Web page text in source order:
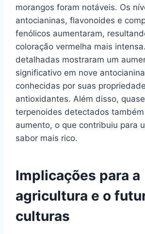
morangos foram notáveis. Os
antocianinas, flavonoides e
fenólicos aumentaram,
coloração vermelha mais
detalhadas mostraram um
significativo em nove
conhecidas por suas
antioxidantes. Além disso,
terpenoides detectados
aumento, o que contribuiu para
sabor mais rico.
Implicações para a
agricultura e o
culturas